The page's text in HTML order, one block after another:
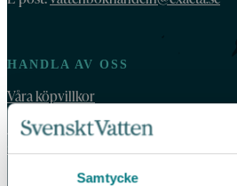
Samtycke
HANDLA AV OSS
Våra köpvillkor
For orders outside Sweden and